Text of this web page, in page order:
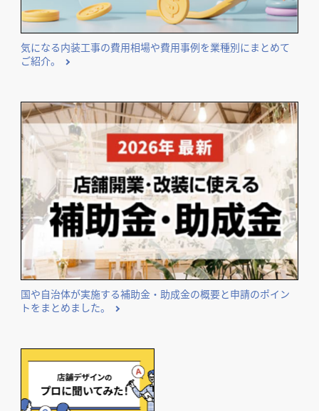
気になる内装工事の費用相場や費用事例を業種別にまとめて
ご紹介。
国や自治体が実施する補助金・助成金の概要と申請のポイン
トをまとめました。